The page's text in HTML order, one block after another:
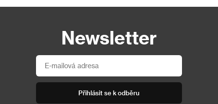
Newsletter
Přihlásit se k odběru